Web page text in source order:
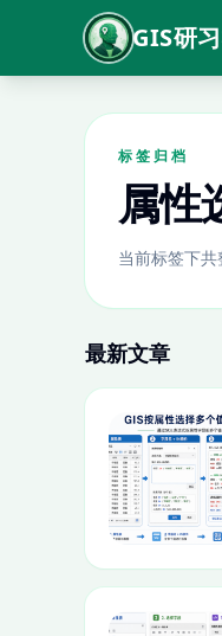
GIS研
标签归档
属性
当前标签下
最新文章